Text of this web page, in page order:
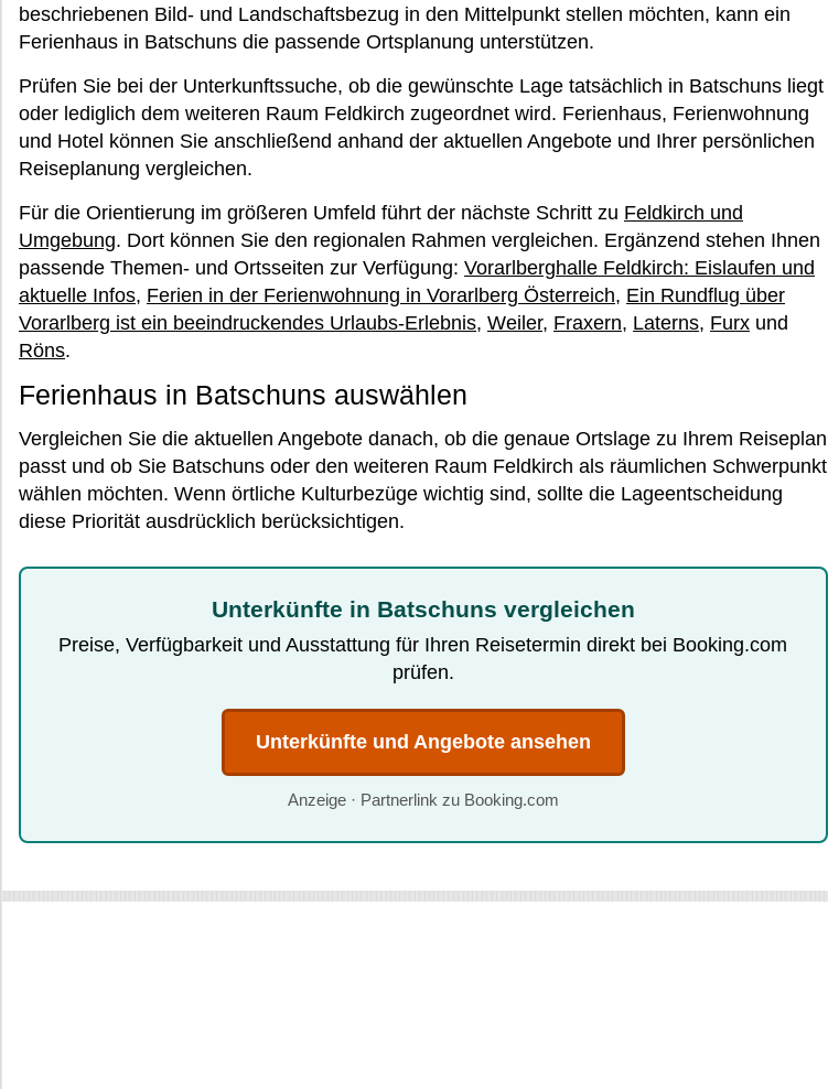
beschriebenen Bild- und Landschaftsbezug in den Mittelpunkt stellen möchten, kann ein
Ferienhaus in Batschuns die passende Ortsplanung unterstützen.
Prüfen Sie bei der Unterkunftssuche, ob die gewünschte Lage tatsächlich in Batschuns liegt
oder lediglich dem weiteren Raum Feldkirch zugeordnet wird. Ferienhaus, Ferienwohnung
und Hotel können Sie anschließend anhand der aktuellen Angebote und Ihrer persönlichen
Reiseplanung vergleichen.
Für die Orientierung im größeren Umfeld führt der nächste Schritt zu Feldkirch und
Umgebung. Dort können Sie den regionalen Rahmen vergleichen. Ergänzend stehen Ihnen
passende Themen- und Ortsseiten zur Verfügung: Vorarlberghalle Feldkirch: Eislaufen und
aktuelle Infos, Ferien in der Ferienwohnung in Vorarlberg Österreich, Ein Rundflug über
Vorarlberg ist ein beeindruckendes Urlaubs-Erlebnis, Weiler, Fraxern, Laterns, Furx und
Röns.
Ferienhaus in Batschuns auswählen
Vergleichen Sie die aktuellen Angebote danach, ob die genaue Ortslage zu Ihrem Reiseplan
passt und ob Sie Batschuns oder den weiteren Raum Feldkirch als räumlichen Schwerpunkt
wählen möchten. Wenn örtliche Kulturbezüge wichtig sind, sollte die Lageentscheidung
diese Priorität ausdrücklich berücksichtigen.
Unterkünfte in Batschuns vergleichen
Preise, Verfügbarkeit und Ausstattung für Ihren Reisetermin direkt bei Booking.com
prüfen.
Unterkünfte und Angebote ansehen
Anzeige · Partnerlink zu Booking.com